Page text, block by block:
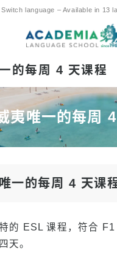
Switch language – Available in 13
Commitment and
一的每周 4 天课程
友好支持
的教师
的每周 4 天课程
夷唯一的每周
一的每周 4 天课
的 ESL 课程，符合 F1
天。